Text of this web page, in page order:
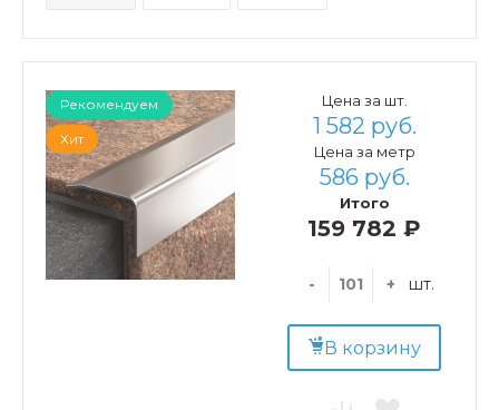
Рекомендуем
Хит
Цена за шт.
1 582 руб.
Цена за метр
586 руб.
Итого
159 782 ₽
- + шт.
В корзину